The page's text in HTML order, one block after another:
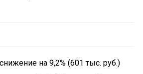
на 9,2% (601 тыс. руб.)